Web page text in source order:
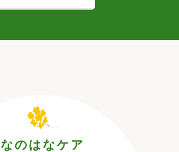
なのはなケア